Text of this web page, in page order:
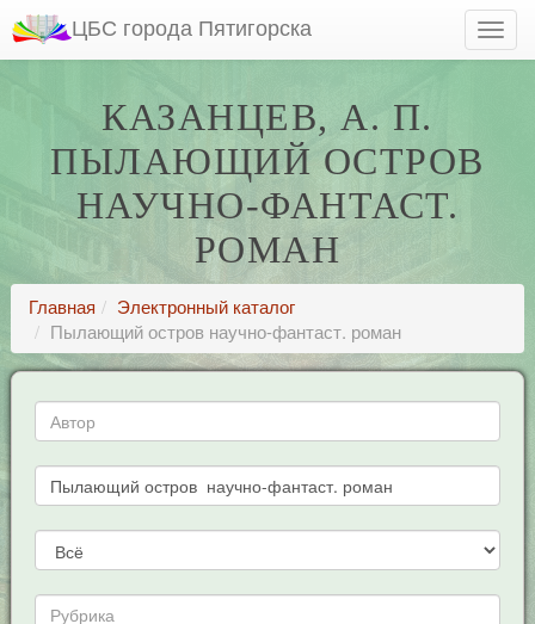
ЦБС города Пятигорска
КАЗАНЦЕВ, А. П.
ПЫЛАЮЩИЙ ОСТРОВ
НАУЧНО-ФАНТАСТ.
РОМАН
Главная
Электронный каталог
Пылающий остров научно-фантаст. роман